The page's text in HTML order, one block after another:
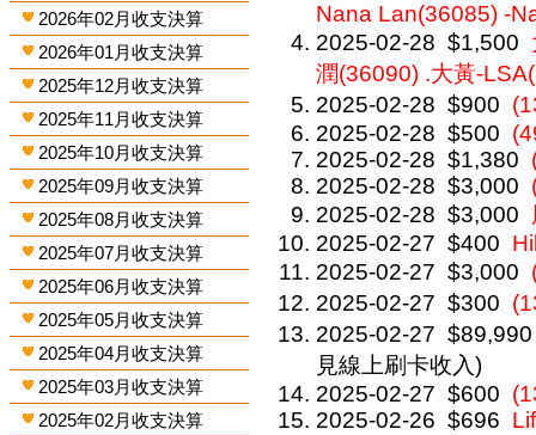
2026年02月收支決算
2026年01月收支決算
2025年12月收支決算
2025年11月收支決算
2025年10月收支決算
2025年09月收支決算
2025年08月收支決算
2025年07月收支決算
2025年06月收支決算
2025年05月收支決算
2025年04月收支決算
2025年03月收支決算
2025年02月收支決算
Nana Lan(36085) -
2025-02-28 $1,500
潤(36090) .大黃-
2025-02-28 $900
2025-02-28 $500
2025-02-28 $1,380
2025-02-28 $3,000
2025-02-28 $3,000
2025-02-27 $400
2025-02-27 $3,000
2025-02-27 $300
2025-02-27 $89,990
見線上刷卡收入)
2025-02-27 $600
2025-02-26 $696